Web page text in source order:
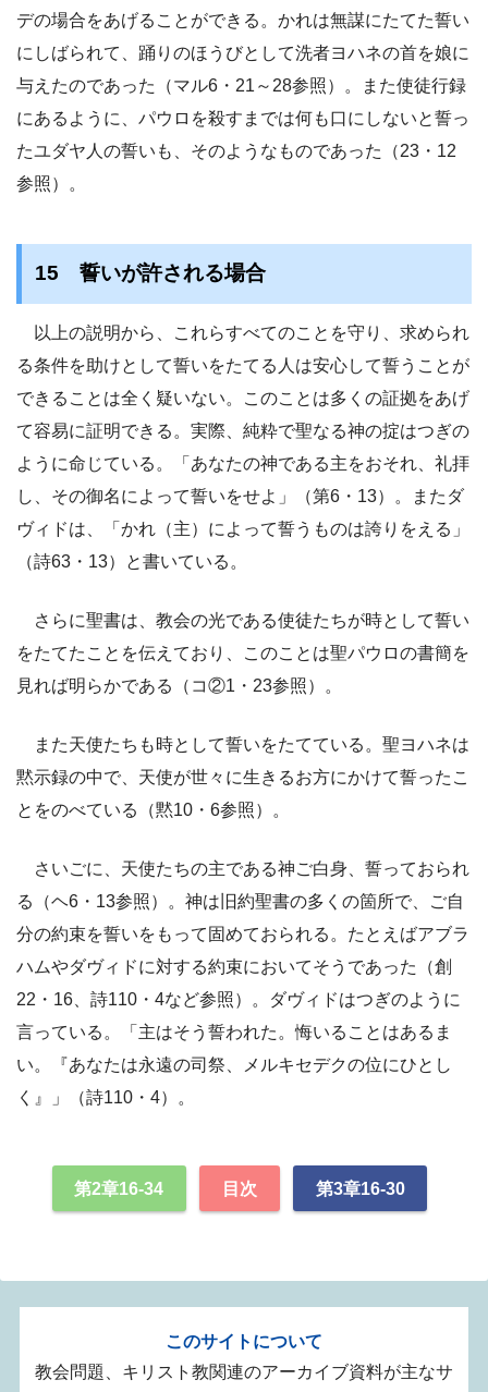
デの場合をあげることができる。かれは無謀にたてた誓い
にしばられて、踊りのほうびとして洗者ヨハネの首を娘に
与えたのであった（マル6・21～28参照）。また使徒行録
にあるように、パウロを殺すまでは何も口にしないと誓っ
たユダヤ人の誓いも、そのようなものであった（23・12
参照）。
15 誓いが許される場合
以上の説明から、これらすべてのことを守り、求められ
る条件を助けとして誓いをたてる人は安心して誓うことが
できることは全く疑いない。このことは多くの証拠をあげ
て容易に証明できる。実際、純粋で聖なる神の掟はつぎの
ように命じている。「あなたの神である主をおそれ、礼拝
し、その御名によって誓いをせよ」（第6・13）。またダ
ヴィドは、「かれ（主）によって誓うものは誇りをえる」
（詩63・13）と書いている。
さらに聖書は、教会の光である使徒たちが時として誓い
をたてたことを伝えており、このことは聖パウロの書簡を
見れば明らかである（コ②1・23参照）。
また天使たちも時として誓いをたてている。聖ヨハネは
黙示録の中で、天使が世々に生きるお方にかけて誓ったこ
とをのべている（黙10・6参照）。
さいごに、天使たちの主である神ご白身、誓っておられ
る（ヘ6・13参照）。神は旧約聖書の多くの箇所で、ご自
分の約束を誓いをもって固めておられる。たとえばアブラ
ハムやダヴィドに対する約束においてそうであった（創
22・16、詩110・4など参照）。ダヴィドはつぎのように
言っている。「主はそう誓われた。悔いることはあるま
い。『あなたは永遠の司祭、メルキセデクの位にひとし
く』」（詩110・4）。
第2章16-34 目次 第3章16-30
このサイトについて
教会問題、キリスト教関連のアーカイブ資料が主なサ